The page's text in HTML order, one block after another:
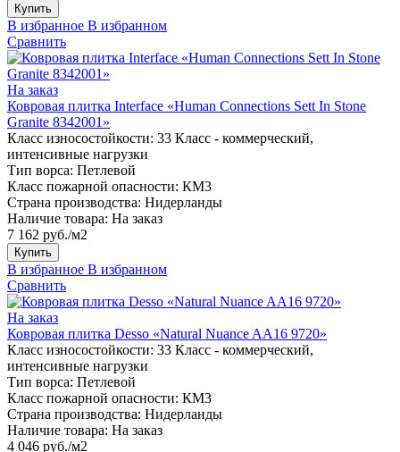
Купить
В избранное В избранном
Сравнить
На заказ
Ковровая плитка Interface «Human Connections Sett In Stone
Granite 8342001»
Класс износостойкости: 33 Класс - коммерческий,
интенсивные нагрузки
Тип ворса: Петлевой
Класс пожарной опасности: КМ3
Страна производства: Нидерланды
Наличие товара: На заказ
7 162 руб./м2
Купить
В избранное В избранном
Сравнить
На заказ
Ковровая плитка Desso «Natural Nuance AA16 9720»
Класс износостойкости: 33 Класс - коммерческий,
интенсивные нагрузки
Тип ворса: Петлевой
Класс пожарной опасности: КМ3
Страна производства: Нидерланды
Наличие товара: На заказ
4 046 руб./м2